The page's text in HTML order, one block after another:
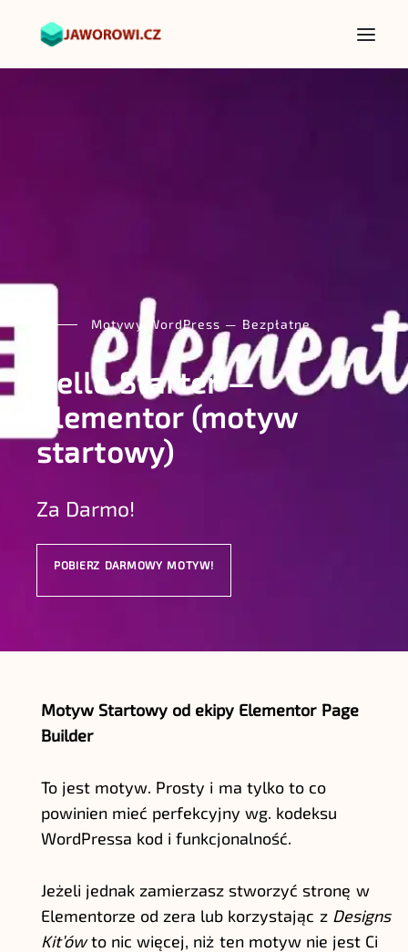
Motywy WordPress — Bezpłatne
Hello Starter —
Elementor (motyw
startowy)
Za Darmo!
POBIERZ DARMOWY MOTYW!
Motyw Startowy od ekipy Elementor Page
Builder
To jest motyw. Prosty i ma tylko to co
powinien mieć perfekcyjny wg. kodeksu
WordPressa kod i funkcjonalność.
Jeżeli jednak zamierzasz stworzyć stronę w
Elementorze od zera lub korzystając z Designs
Kit’ówto nic więcej, niż ten motyw nie jest Ci